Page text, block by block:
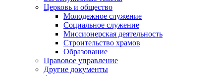
Церковь и общество
Молодежное служение
Социальное служение
Миссионерская деятельность
Строительство храмов
Образование
Правовое управление
Другие документы